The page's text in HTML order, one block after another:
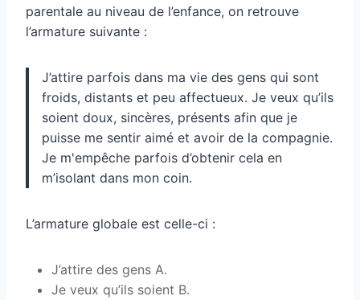
parentale au niveau de l’enfance, on retrouve
l’armature suivante :
J’attire parfois dans ma vie des gens qui sont
froids, distants et peu affectueux. Je veux qu’ils
soient doux, sincères, présents afin que je
puisse me sentir aimé et avoir de la compagnie.
Je m'empêche parfois d’obtenir cela en
m’isolant dans mon coin.
L’armature globale est celle-ci :
J’attire des gens A.
Je veux qu’ils soient B.